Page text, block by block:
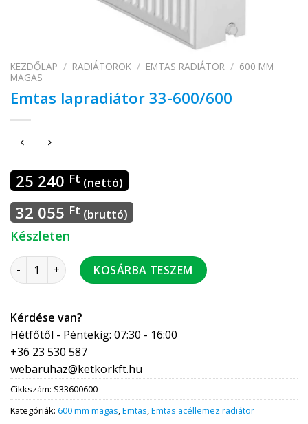
KEZDŐLAP / RADIÁTOROK / EMTAS RADIÁTOR / 600 MM
MAGAS
Emtas lapradiátor 33-600/600
25 240 Ft (nettó)
32 055 Ft (bruttó)
Készleten
Emtas lapradiátor 33-600/600 mennyiség
KOSÁRBA TESZEM
Kérdése van?
Hétfőtől - Péntekig: 07:30 - 16:00
+36 23 530 587
webaruhaz@ketkorkft.hu
Cikkszám: S33600600
Kategóriák: 600 mm magas Emtas Emtas acéllemez radiátor